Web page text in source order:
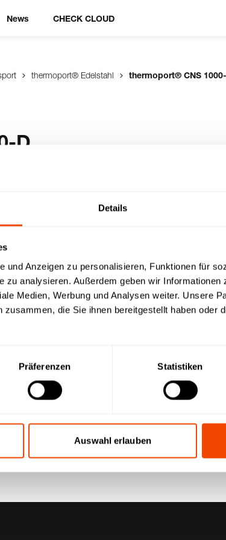
Details
und Anzeigen zu personalisieren, Funktionen für
zu analysieren. Außerdem geben wir Informationen
Medien, Werbung und Analysen weiter. Unsere
zusammen, die Sie ihnen bereitgestellt haben oder
Präferenzen Statistiken
Auswahl erlauben
News CHECK CLOUD
thermoport® Edelstahl thermoport® CNS
D
zur
regelbarer
- für
(Inhalt mit